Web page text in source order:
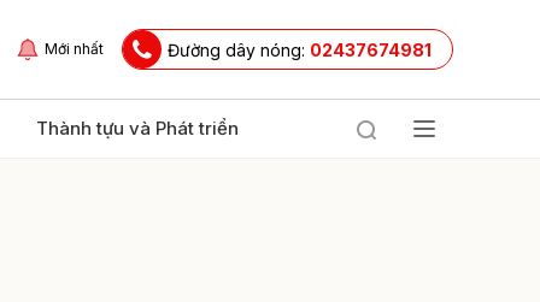
Mới nhất Đường dây nóng: 02437674981
Thành tựu và Phát triển